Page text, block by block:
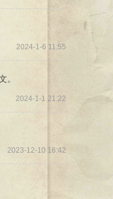
2024-1-6 11:55
。
2024-1-1 21:22
2023-12-10 16:42